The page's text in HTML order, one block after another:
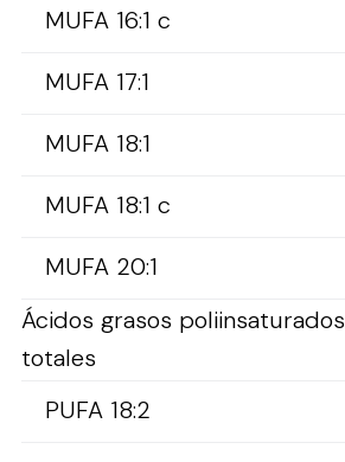
MUFA 16:1 c
MUFA 17:1
MUFA 18:1
MUFA 18:1 c
MUFA 20:1
Ácidos grasos poliinsaturados
totales
PUFA 18:2